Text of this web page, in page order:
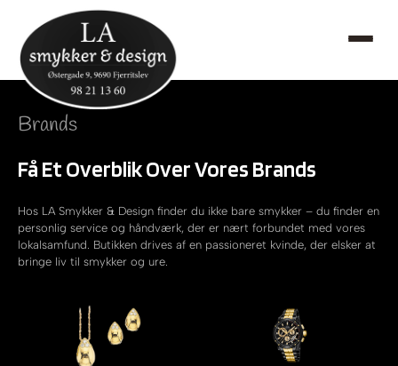
Brands
Få Et Overblik Over Vores Brands
Hos LA Smykker & Design finder du ikke bare smykker – du finder en
personlig service og håndværk, der er nært forbundet med vores
lokalsamfund. Butikken drives af en passioneret kvinde, der elsker at
bringe liv til smykker og ure.